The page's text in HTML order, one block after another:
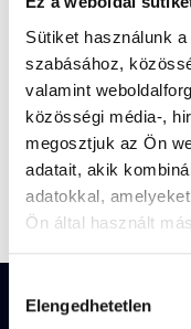
Sütiket használunk
szabásához,
valamint
közösségi média-,
megosztjuk az Ön
adatait, akik
adatokkal,
Ön által használt
kiválasztása
Elengedhetetlen